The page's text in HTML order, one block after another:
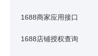
1688商家应用接口
1688店铺授权查询